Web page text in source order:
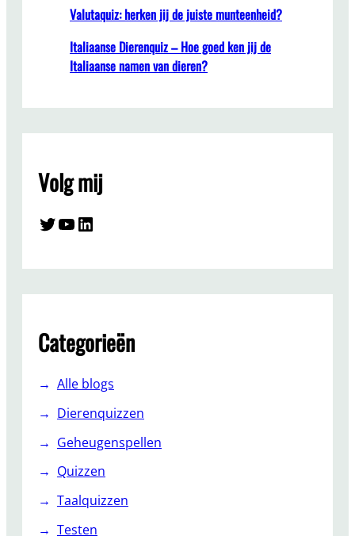
Valutaquiz: herken jij de juiste munteenheid?
Italiaanse Dierenquiz – Hoe goed ken jij de
Italiaanse namen van dieren?
Volg mij
Twitter YouTube LinkedIn
Categorieën
Alle blogs
Dierenquizzen
Geheugenspellen
Quizzen
Taalquizzen
Testen